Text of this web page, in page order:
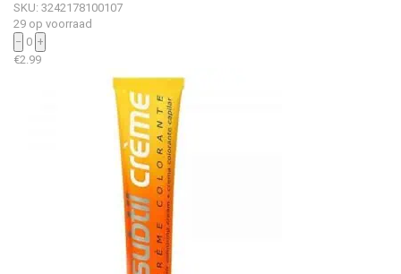
SKU: 3242178100107
29 op voorraad
− 0 +
€2.99